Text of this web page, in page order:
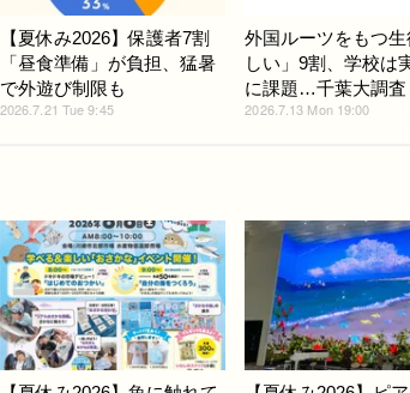
【夏休み2026】保護者7割
「昼食準備」が負担、猛暑
で外遊び制限も
2026.7.21 Tue 9:45
外国ルーツをもつ生
しい」9割、学校は
に課題…千葉大調査
2026.7.13 Mon 19:00